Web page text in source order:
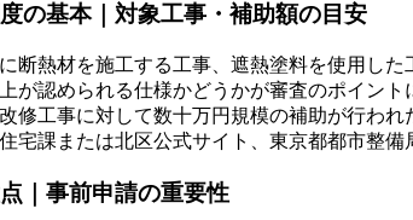
の基本｜対象工事・補助額の目安
断熱材を施工する工事、遮熱塗料を使用し
が認められる仕様かどうかが審査のポイン
修工事に対して数十万円規模の補助が行わ
宅課または北区公式サイト、東京都都市整備
｜事前申請の重要性